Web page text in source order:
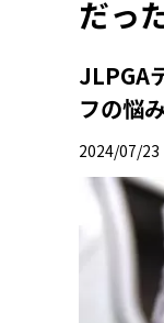
だっ
JLPGA
フの悩
2024/07/23